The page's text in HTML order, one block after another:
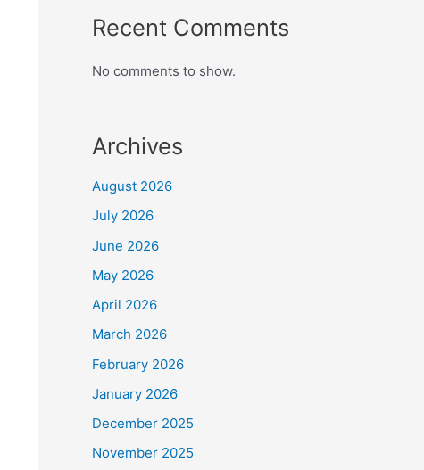
Recent Comments
No comments to show.
Archives
August 2026
July 2026
June 2026
May 2026
April 2026
March 2026
February 2026
January 2026
December 2025
November 2025